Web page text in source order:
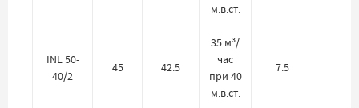
м.в.ст.
INL 50-
40/2
45 42.5
35 м³/
час
при 40
м.в.ст.
7.5